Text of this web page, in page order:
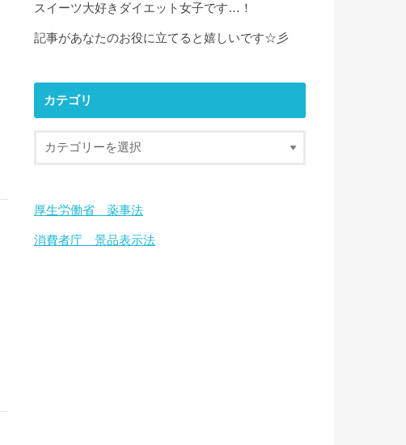
スイーツ大好きダイエット女子です…！
記事があなたのお役に立てると嬉しいです☆彡
カテゴリ
厚生労働省 薬事法
消費者庁 景品表示法